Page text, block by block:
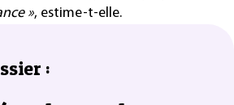
», estime-t-elle.
: